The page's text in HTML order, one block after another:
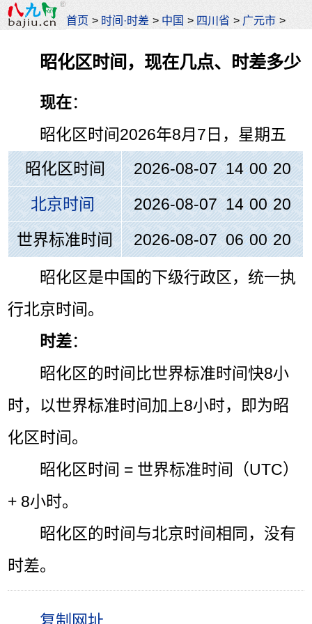
首页 > 时间·时差 > 中国 > 四川省 > 广元市 >
昭化区时间，现在几点、时差多少
现在：
昭化区时间2026年8月7日，星期五
昭化区时间
2026-08-07 14 :00 20
北京时间
2026-08-07 14 00 20
世界标准时间
2026-08-07 06 :00 20
昭化区是中国的下级行政区，统一执
行北京时间。
时差：
昭化区的时间比世界标准时间快8小
时，以世界标准时间加上8小时，即为昭
化区时间。
昭化区时间 = 世界标准时间（UTC）
+ 8小时。
昭化区的时间与北京时间相同，没有
时差。